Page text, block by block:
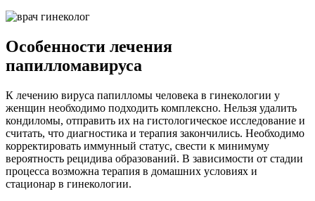
Особенности лечения
папилломавируса
К лечению вируса папилломы человека в гинекологии у
женщин необходимо подходить комплексно. Нельзя удалить
кондиломы, отправить их на гистологическое исследование и
считать, что диагностика и терапия закончились. Необходимо
корректировать иммунный статус, свести к минимуму
вероятность рецидива образований. В зависимости от стадии
процесса возможна терапия в домашних условиях и
стационар в гинекологии.